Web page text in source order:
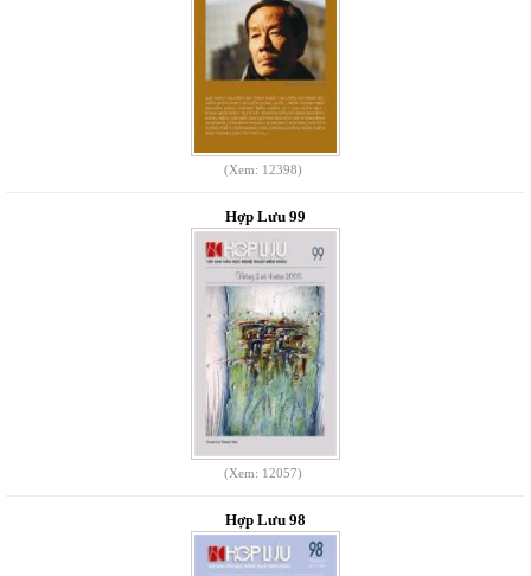
(Xem: 12398)
Hợp Lưu 99
(Xem: 12057)
Hợp Lưu 98